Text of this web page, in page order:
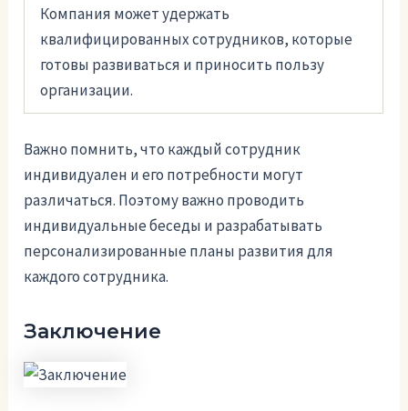
Компания может удержать
квалифицированных сотрудников, которые
готовы развиваться и приносить пользу
организации.
Важно помнить, что каждый сотрудник
индивидуален и его потребности могут
различаться. Поэтому важно проводить
индивидуальные беседы и разрабатывать
персонализированные планы развития для
каждого сотрудника.
Заключение